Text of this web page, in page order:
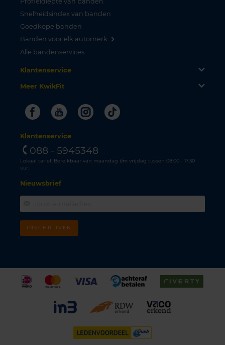
Snelheidsindex van banden
Goedkope banden
Banden voor elk automerk
Alle bandenservices
Klantenservice
Meer KwikFit
FacebookYoutubeInstagram
Tiktok
Klantenservice
088 - 5945348
Lokaal tarief. Bereikbaar van maandag t/m vrijdag tussen 08.00 - 17.30
uur.
Nieuwsbrief
INSCHRIJVEN